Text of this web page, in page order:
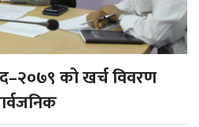
को खर्च विवरण